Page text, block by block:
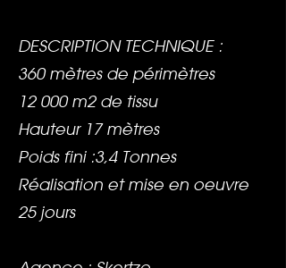
DESCRIPTION TECHNIQUE :
360 mètres de périmètres
12 000 m2 de tissu
Hauteur 17 mètres
Poids fini :3,4 Tonnes
Réalisation et mise en oeuvre
25 jours